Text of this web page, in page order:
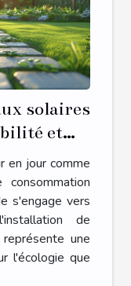
solaires
et
en jour comme
s'engage vers
de
une
l'écologie que